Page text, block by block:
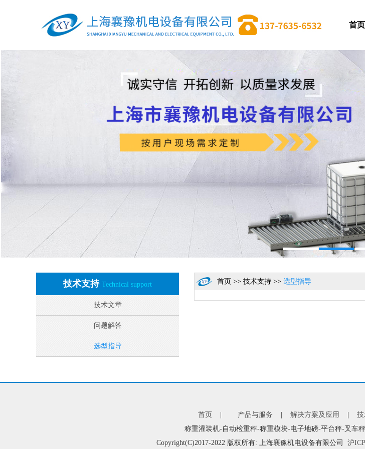
首页
技术支持 Technical support
技术文章
问题解答
选型指导
首页 >> 技术支持 >> 选型指导
首页| 产品与服务 | 解决方案及应用 |
称重灌装机-自动检重秤-称重模块-电子地磅-平台秤-叉车
Copyright(C)2017-2022 版权所有: 上海襄豫机电设备有限公司 沪